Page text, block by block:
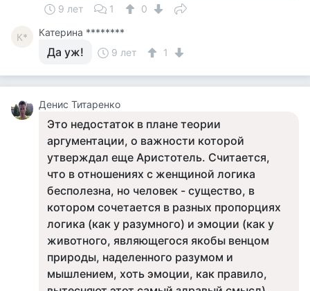
9 лет 1 0
К* Катерина ********
Да уж! 9 лет 1
Денис Титаренко
Это недостаток в плане теории
аргументации, о важности которой
утверждал еще Аристотель. Считается,
что в отношениях с женщиной логика
бесполезна, но человек - существо, в
котором сочетается в разных пропорциях
логика (как у разумного) и эмоции (как у
животного, являющегося якобы венцом
природы, наделенного разумом и
мышлением, хоть эмоции, как правило,